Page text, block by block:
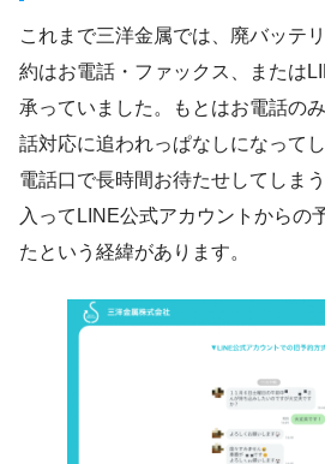
これまで三洋金属では、廃バッテ
約はお電話・ファックス、または
承っていました。もとはお電話の
話対応に追われっぱなしになって
電話口で長時間お待たせしてしま
入ってLINE公式アカウントからの
たという経緯があります。